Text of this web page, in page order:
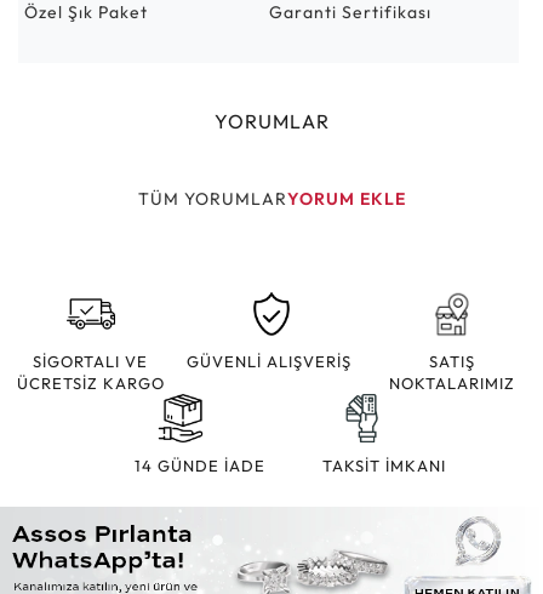
Özel Şık Paket Garanti Sertifikası
YORUMLAR
TÜM YORUMLARYORUM EKLE
SİGORTALI VE
ÜCRETSİZ KARGO
GÜVENLİ ALIŞVERİŞ
SATIŞ
NOKTALARIMIZ
14 GÜNDE İADE TAKSİT İMKANI